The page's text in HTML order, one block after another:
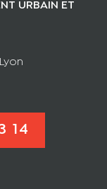
URBAIN ET
14